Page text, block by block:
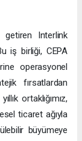
getiren Interlink
iş birliği, CEPA
operasyonel
fırsatlardan
ortaklığımız,
ticaret ağıyla
büyümeye